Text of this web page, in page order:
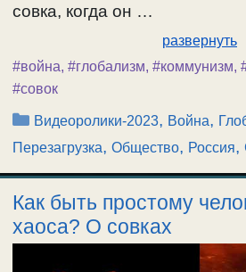
совка, когда он …
развернуть
#война, #глобализм, #коммунизм,
#совок
Рубрики
Видеоролики-2023, Война,
Перезагрузка, Общество, Россия,
Как быть простому
хаоса? О совках